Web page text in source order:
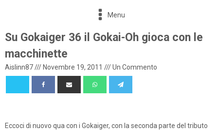
Menu
Su Gokaiger 36 il Gokai-Oh gioca con le
macchinette
Aislinn87/// Novembre 19, 2011 ///Un Commento
Eccoci di nuovo qua con i Gokaiger, con la seconda parte del tributo